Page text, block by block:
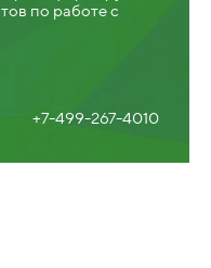
по работе с
+7-499-267-4010